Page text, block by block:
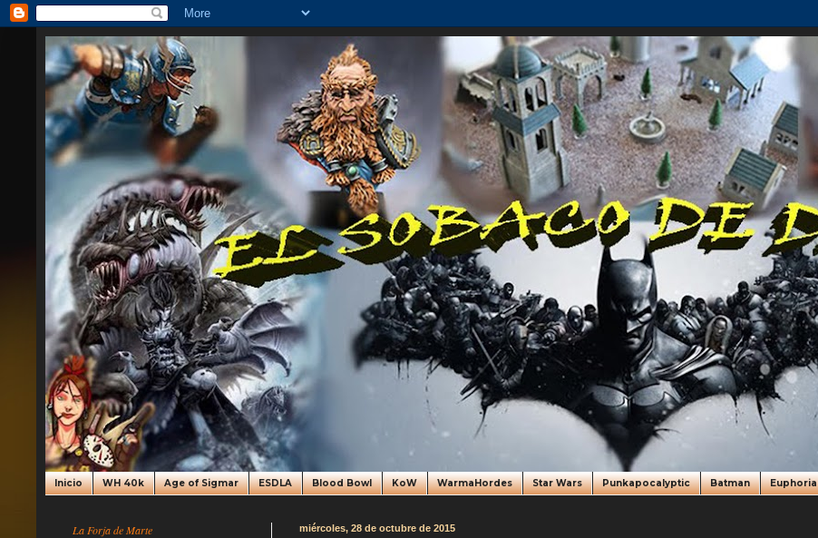
Inicio WH 40k Age of Sigmar ESDLA Blood Bowl KoW WarmaHordes Star Wars Punkapocalyptic Batman Euphoria
miércoles, 28 de octubre de 2015
La Forja de Marte